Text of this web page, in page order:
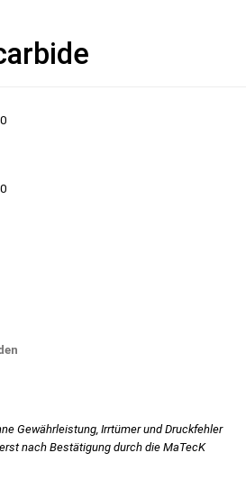
Gewährleistung, Irrtümer und Druckfehler
nach Bestätigung durch die MaTecK